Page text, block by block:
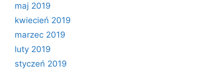
maj 2019
kwiecień 2019
marzec 2019
luty 2019
styczeń 2019